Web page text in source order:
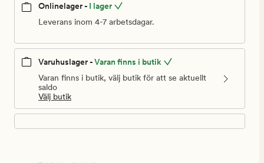
Onlinelager - I lager
Leverans inom 4-7 arbetsdagar.
Varuhuslager -Varan finns i butik
Varan finns i butik, välj butik för att se aktuellt
saldo
Välj butik